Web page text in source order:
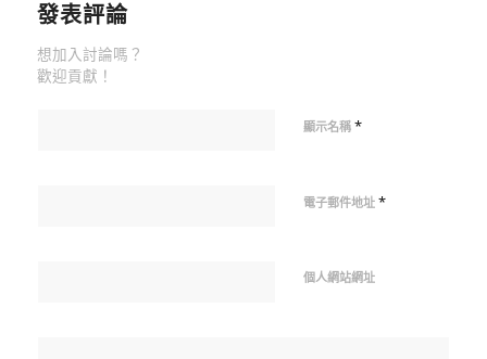
發表評論
想加入討論嗎？
歡迎貢獻！
顯示名稱 *
電子郵件地址 *
個人網站網址